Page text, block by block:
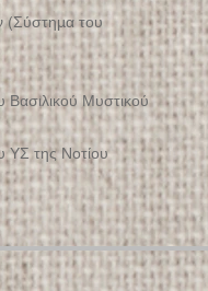
(Σύστημα του
Μυστικού
ΥΣ της Νοτίου